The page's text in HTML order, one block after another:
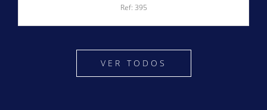
Ref: 395
VER TODOS